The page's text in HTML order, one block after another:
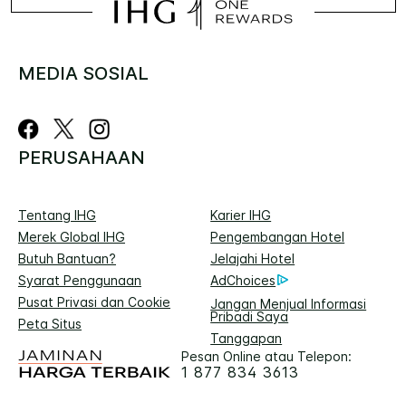
MEDIA SOSIAL
PERUSAHAAN
Tentang IHG
Karier IHG
Merek Global IHG
Pengembangan Hotel
Butuh Bantuan?
Jelajahi Hotel
Syarat Penggunaan
AdChoices
Pusat Privasi dan Cookie
Jangan Menjual Informasi
Pribadi Saya
Peta Situs
Tanggapan
Pesan Online atau Telepon:
1 877 834 3613